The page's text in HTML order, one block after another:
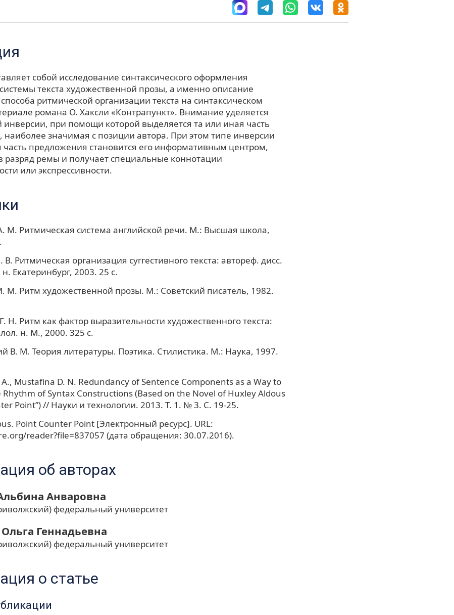
собой исследование синтаксического оформления
текста художественной прозы, а именно описание
ритмической организации текста на синтаксическом
романа О. Хаксли «Контрапункт». Внимание уделяется
инверсии, при помощи которой выделяется та или иная часть
значимая с позиции автора. При этом типе инверсии
предложения становится его информативным центром,
разряд ремы и получает специальные коннотации
или экспрессивности.
M. Ритмическая система английской речи. М.: Высшая школа,
В. Ритмическая организация суггестивного текста: автореф. дисс.
Екатеринбург, 2003. 25 с.
Ритм художественной прозы. М.: Советский писатель, 1982.
Н. Ритм как фактор выразительности художественного текста:
н. М., 2000. 325 с.
В. М. Теория литературы. Поэтика. Стилистика. М.: Наука, 1997.
Mustafina D. N. Redundancy of Sentence Components as a Way to
of Syntax Constructions (Based on the Novel of Huxley Aldous
Point”) // Науки и технологии. 2013. Т. 1. № 3. С. 19-25.
Point Counter Point [Электронный ресурс]. URL:
reader?file=837057 (дата обращения: 30.07.2016).
об авторах
Анваровна
федеральный университет
Геннадьевна
федеральный университет
о статье